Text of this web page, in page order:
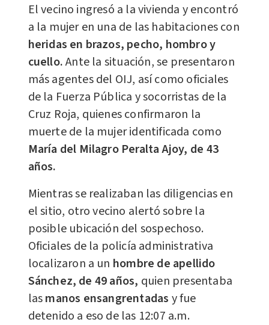
El vecino ingresó a la vivienda y encontró
a la mujer en una de las habitaciones con
heridas en brazos, pecho, hombro y
cuello.Ante la situación, se presentaron
más agentes del OIJ, así como oficiales
de la Fuerza Pública y socorristas de la
Cruz Roja, quienes confirmaron la
muerte de la mujer identificada como
María del Milagro Peralta Ajoy, de 43
años.
Mientras se realizaban las diligencias en
el sitio, otro vecino alertó sobre la
posible ubicación del sospechoso.
Oficiales de la policía administrativa
localizaron a un hombre de apellido
Sánchez, de 49 años, quien presentaba
lasmanos ensangrentadas y fue
detenido a eso de las 12:07 a.m.